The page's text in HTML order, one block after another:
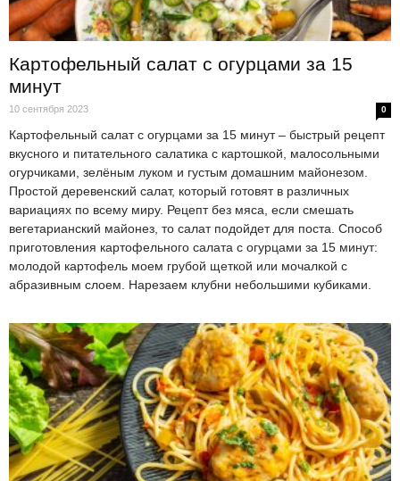
Картофельный салат с огурцами за 15
минут
10 сентября 2023 0
Картофельный салат с огурцами за 15 минут – быстрый рецепт
вкусного и питательного салатика с картошкой, малосольными
огурчиками, зелёным луком и густым домашним майонезом.
Простой деревенский салат, который готовят в различных
вариациях по всему миру. Рецепт без мяса, если смешать
вегетарианский майонез, то салат подойдет для поста. Способ
приготовления картофельного салата с огурцами за 15 минут:
молодой картофель моем грубой щеткой или мочалкой с
абразивным слоем. Нарезаем клубни небольшими кубиками.